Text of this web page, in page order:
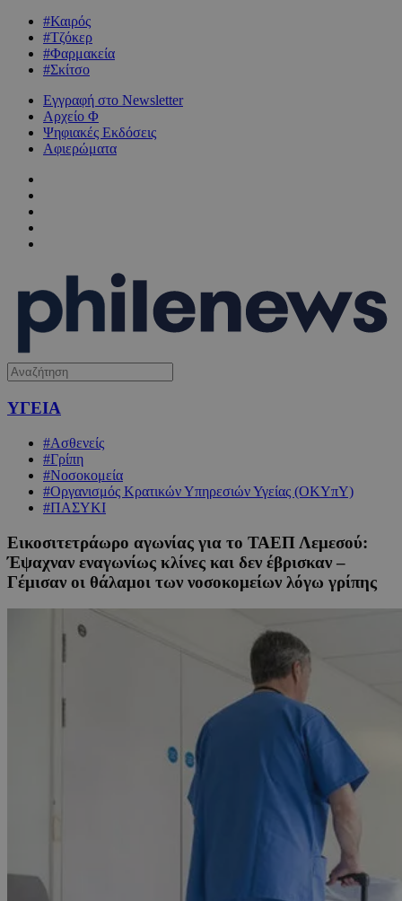
#Καιρός
#Τζόκερ
#Φαρμακεία
#Σκίτσο
Εγγραφή στο Newsletter
Αρχείο Φ
Ψηφιακές Εκδόσεις
Αφιερώματα
ΥΓΕΙΑ
#Ασθενείς
#Γρίπη
#Νοσοκομεία
#Οργανισμός Κρατικών Υπηρεσιών Υγείας (ΟΚΥπΥ)
#ΠΑΣΥΚΙ
Εικοσιτετράωρο αγωνίας για το ΤΑΕΠ Λεμεσού:
Έψαχναν εναγωνίως κλίνες και δεν έβρισκαν –
Γέμισαν οι θάλαμοι των νοσοκομείων λόγω γρίπης